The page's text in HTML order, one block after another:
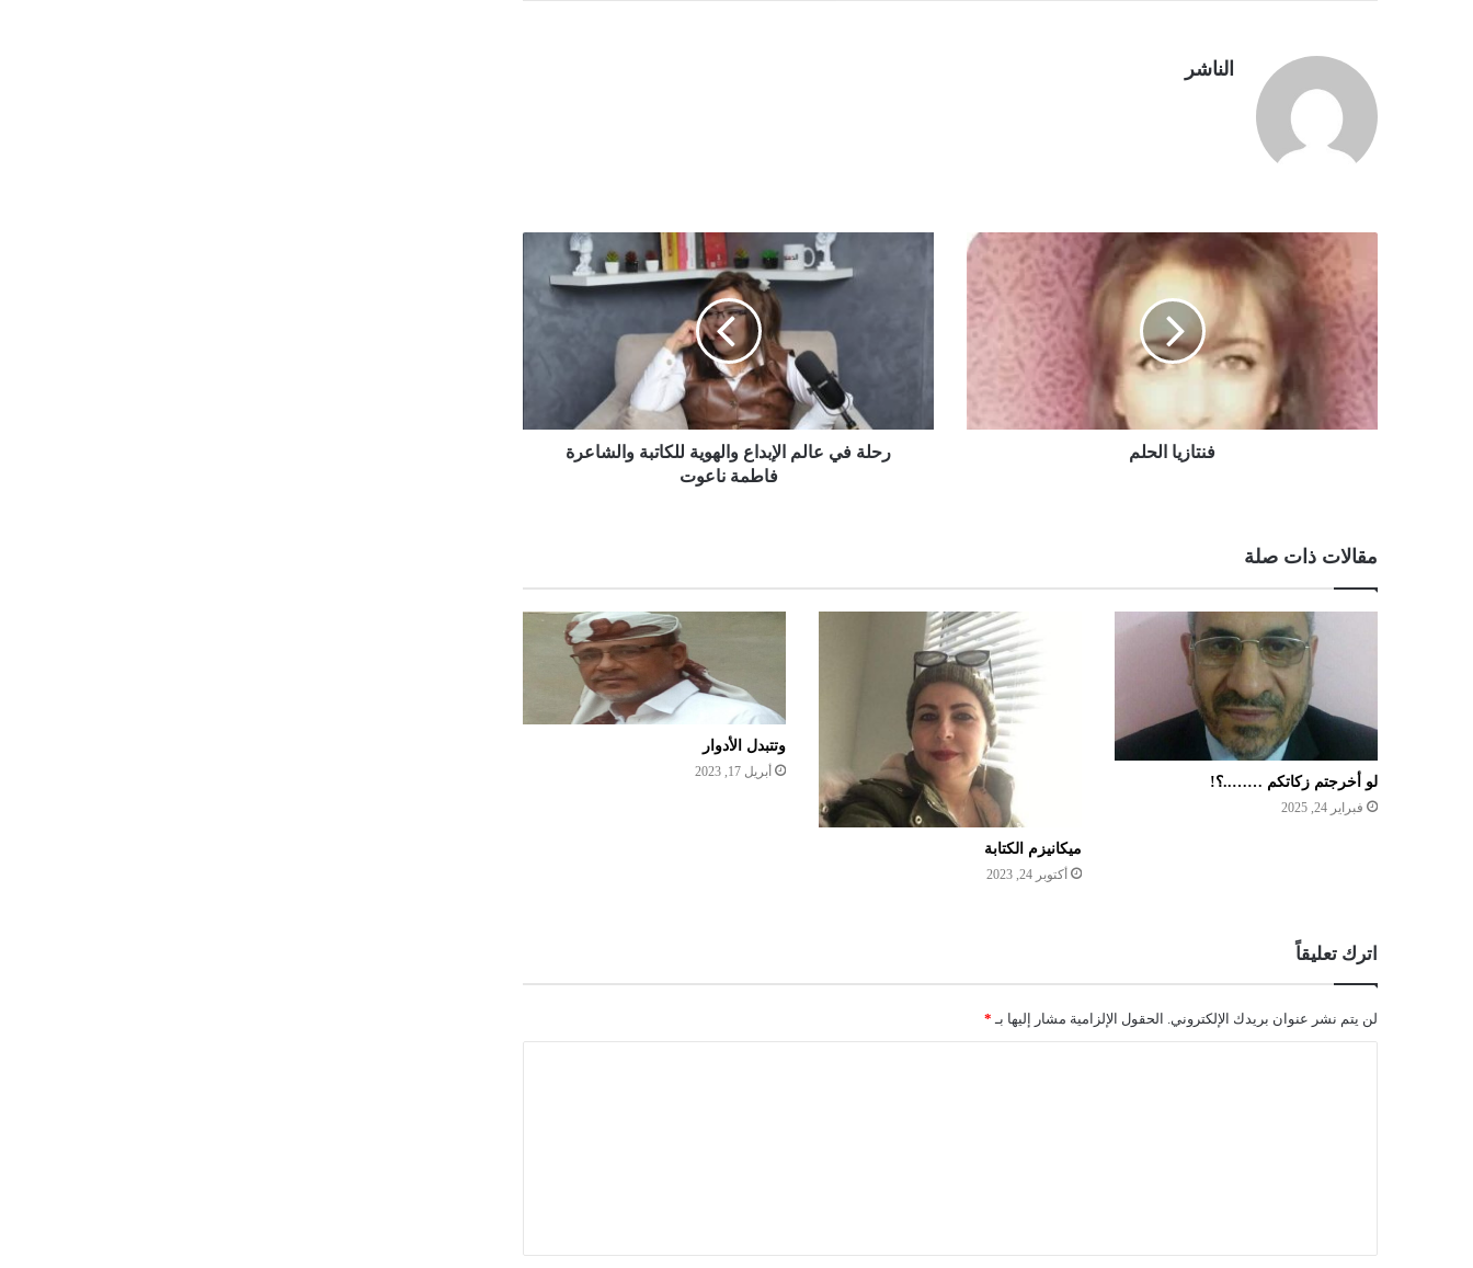
الناشر
فنتازيا الحلم
رحلة في عالم الإبداع والهوية للكاتبة والشاعرة
فاطمة ناعوت
مقالات ذات صلة
لو أخرجتم زكاتكم ……..؟!
فبراير 24, 2025
ميكانيزم الكتابة
أكتوبر 24, 2023
وتتبدل الأدوار
أبريل 17, 2023
اترك تعليقاً
لن يتم نشر عنوان بريدك الإلكتروني. الحقول الإلزامية مشار إليها بـ *
ق